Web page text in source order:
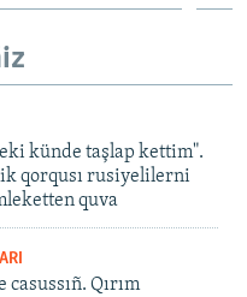
künde taşlap kettim".
qorqusı rusiyelilerni
quva
casussıñ. Qırım